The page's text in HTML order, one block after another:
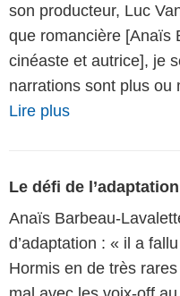
son producteur, Luc
que romancière [Anaïs
cinéaste et autrice], je
narrations sont plus ou
Lire plus
Le défi de l’adaptation
Anaïs Barbeau-
d’adaptation : « il a
Hormis en de très